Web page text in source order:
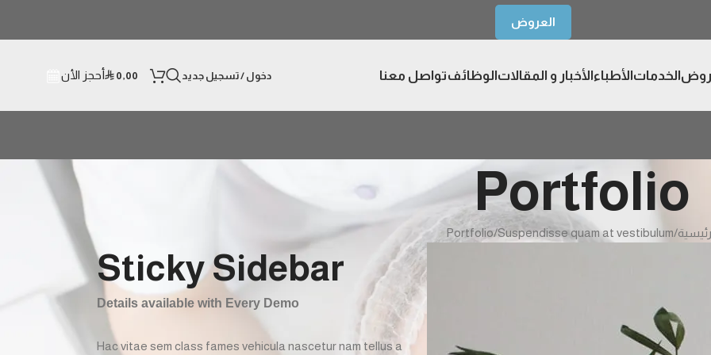
العروض
الخدماتالأطباءالأخبار و المقالاتالوظائفتواصل معنا دخول / تسجيل جديد ⃁ 0,00 أحجز الأن
Portfolio
Portfolio Suspendisse quam at vestibulum
Sticky Sidebar
Details available with Every Demo
Hac vitae sem class fames vehicula nascetur nam tellus a